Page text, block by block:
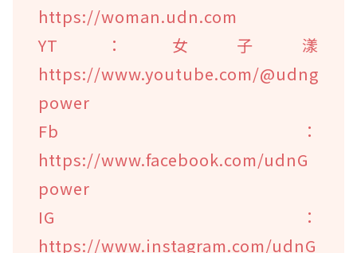
https://woman.udn.com
YT：女子漾
https://www.youtube.com/@udng
power
Fb：
https://www.facebook.com/udnG
power
IG：
https://www.instagram.com/udnG